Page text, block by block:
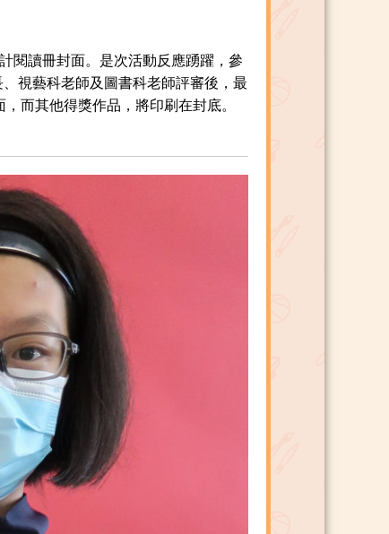
閱讀冊封面。是次活動反應踴躍，參
視藝科老師及圖書科老師評審後，最
而其他得獎作品，將印刷在封底。